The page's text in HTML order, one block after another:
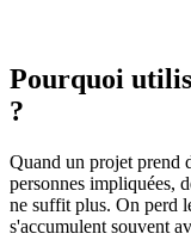
Pourquoi
?
Quand un projet prend
personnes impliquées,
ne suffit plus. On perd
s'accumulent souvent